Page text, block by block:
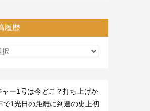
履歴
ャー1号は今どこ？打ち上げか
で1光日の距離に到達の史上初